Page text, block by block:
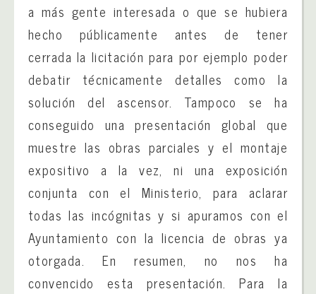
a más gente interesada o que se hubiera
hecho públicamente antes de tener
cerrada la licitación para por ejemplo poder
debatir técnicamente detalles como la
solución del ascensor. Tampoco se ha
conseguido una presentación global que
muestre las obras parciales y el montaje
expositivo a la vez, ni una exposición
conjunta con el Ministerio, para aclarar
todas las incógnitas y si apuramos con el
Ayuntamiento con la licencia de obras ya
otorgada. En resumen, no nos ha
convencido esta presentación. Para la